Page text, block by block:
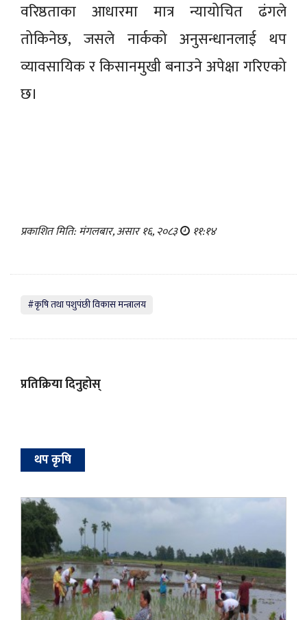
वरिष्ठताका आधारमा मात्र न्यायोचित ढंगले
तोकिनेछ, जसले नार्कको अनुसन्धानलाई थप
व्यावसायिक र किसानमुखी बनाउने अपेक्षा गरिएको
छ।
प्रकाशित मिति: मंगलबार, असार १६, २०८३ ११:१४
#कृषि तथा पशुपंछी विकास मन्त्रालय
प्रतिक्रिया दिनुहोस्
थप कृषि